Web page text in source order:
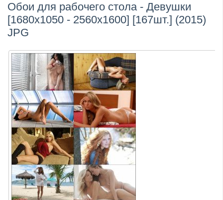
Обои для рабочего стола - Девушки
[1680x1050 - 2560x1600] [167шт.] (2015)
JPG